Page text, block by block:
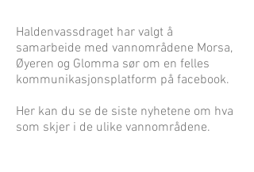
Haldenvassdraget har valgt å
samarbeide med vannområdene Morsa,
Øyeren og Glomma sør om en felles
kommunikasjonsplatform på facebook.
Her kan du se de siste nyhetene om hva
som skjer i de ulike vannområdene.